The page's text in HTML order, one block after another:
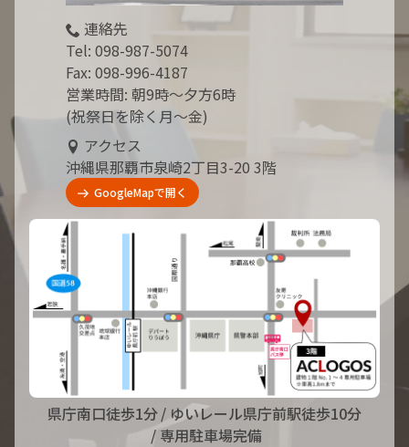
連絡先
Tel: 098-987-5074
Fax: 098-996-4187
営業時間: 朝9時～夕方6時
(祝祭日を除く月～金)
アクセス
沖縄県那覇市泉崎2丁目3-20 3階
GoogleMapで開く
県庁南口徒歩1分/ ゆいレール県庁前駅徒歩10分
/ 専用駐車場完備